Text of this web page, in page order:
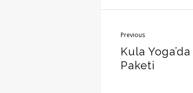
Previous
Kula Yoga’da
Paketi